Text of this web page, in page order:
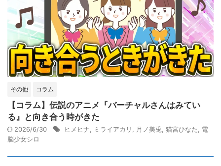
その他 コラム
【コラム】伝説のアニメ『バーチャルさんはみてい
る』と向き合う時がきた
2026/6/30 ヒメヒナ ミライアカリ 月ノ美兎 猫宮ひなた
電
脳少女シロ